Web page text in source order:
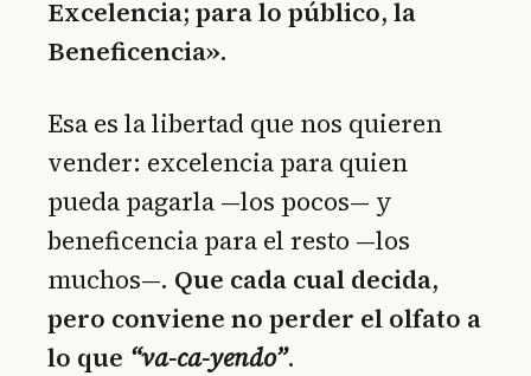
Excelencia; para lo público, la
Beneficencia».
Esa es la libertad que nos quieren
vender: excelencia para quien
pueda pagarla —los pocos— y
beneficencia para el resto —los
muchos—. Que cada cual decida,
pero conviene no perder el olfato a
lo que “va-ca-yendo”.